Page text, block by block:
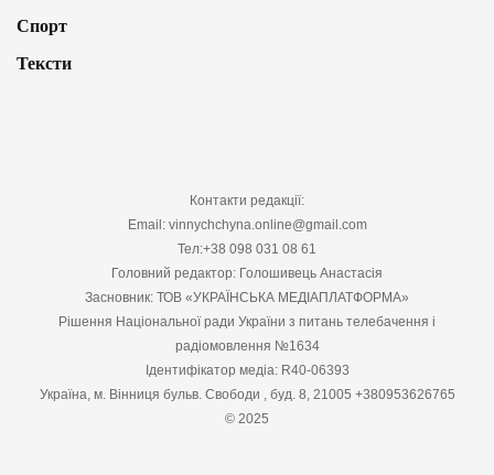
Спорт
Тексти
Контакти редакції:
Email: vinnychchyna.online@gmail.com
Тел:+38 098 031 08 61
Головний редактор: Голошивець Анастасія
Засновник: ТОВ «УКРАЇНСЬКА МЕДІАПЛАТФОРМА»
Рішення Національної ради України з питань телебачення і
радіомовлення №1634
Ідентифікатор медіа: R40-06393
Україна, м. Вінниця бульв. Свободи , буд. 8, 21005 +380953626765
© 2025